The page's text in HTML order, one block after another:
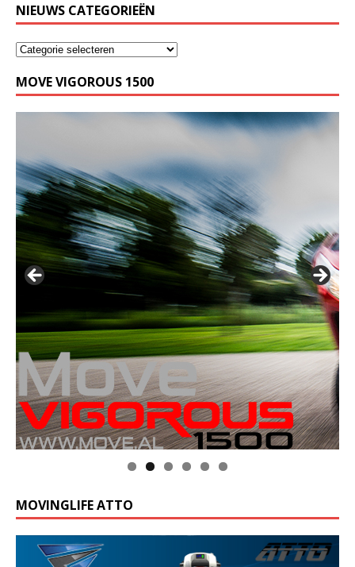
NIEUWS CATEGORIEËN
MOVE VIGOROUS 1500
MOVINGLIFE ATTO